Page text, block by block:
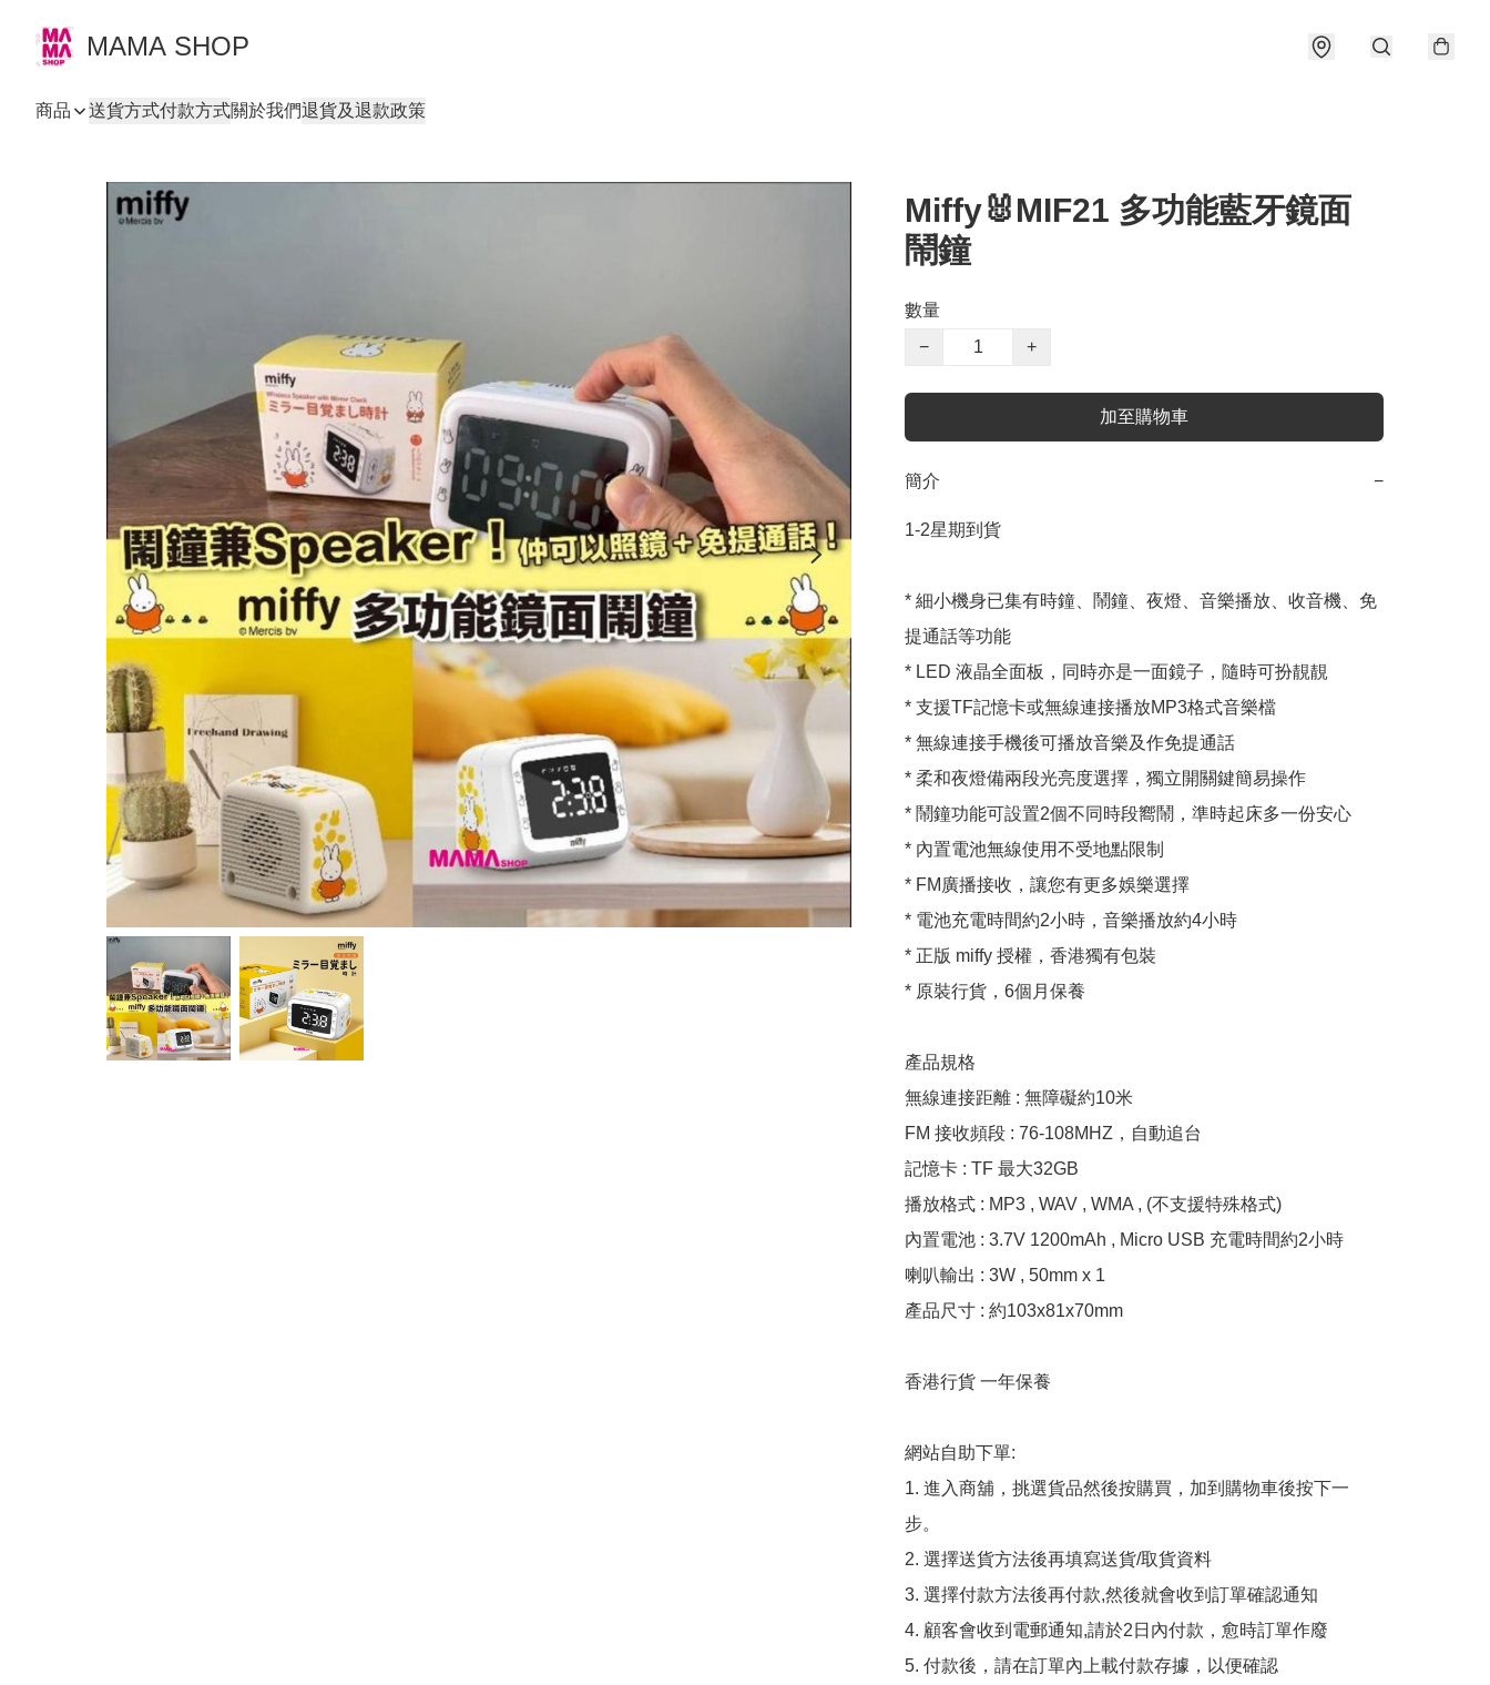
MAMA SHOP
商品 送貨方式付款方式關於我們退貨及退款政策
Miffy🐰MIF21 多功能藍牙鏡面
鬧鐘
數量
−
+
加至購物車
簡介 −
1-2星期到貨
* 細小機身已集有時鐘、鬧鐘、夜燈、音樂播放、收音機、免
提通話等功能
* LED 液晶全面板，同時亦是一面鏡子，隨時可扮靚靚
* 支援TF記憶卡或無線連接播放MP3格式音樂檔
* 無線連接手機後可播放音樂及作免提通話
* 柔和夜燈備兩段光亮度選擇，獨立開關鍵簡易操作
* 鬧鐘功能可設置2個不同時段嚮鬧，準時起床多一份安心
* 內置電池無線使用不受地點限制
* FM廣播接收，讓您有更多娛樂選擇
* 電池充電時間約2小時，音樂播放約4小時
* 正版 miffy 授權，香港獨有包裝
* 原裝行貨，6個月保養
產品規格
無線連接距離 : 無障礙約10米
FM 接收頻段 : 76-108MHZ，自動追台
記憶卡 : TF 最大32GB
播放格式 : MP3 , WAV , WMA , (不支援特殊格式)
內置電池 : 3.7V 1200mAh , Micro USB 充電時間約2小時
喇叭輸出 : 3W , 50mm x 1
產品尺寸 : 約103x81x70mm
香港行貨 一年保養
網站自助下單:
1. 進入商舖，挑選貨品然後按購買，加到購物車後按下一
步。
2. 選擇送貨方法後再填寫送貨/取貨資料
3. 選擇付款方法後再付款,然後就會收到訂單確認通知
4. 顧客會收到電郵通知,請於2日內付款，愈時訂單作廢
5. 付款後，請在訂單內上載付款存據，以便確認